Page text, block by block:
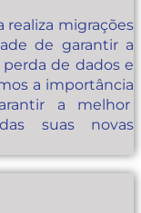
migrações
de garantir a
de dados e
a importância
a melhor
suas novas